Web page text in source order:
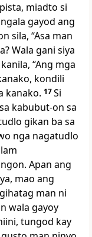
miadto si
gayod ang
sila, “Asa man
Wala gani siya
“Ang mga
kondili
kanako. 17Si
kabubut-on sa
gikan ba sa
nga nagatudlo
Apan ang
mao ang
man ni
wala gayoy
tungod kay